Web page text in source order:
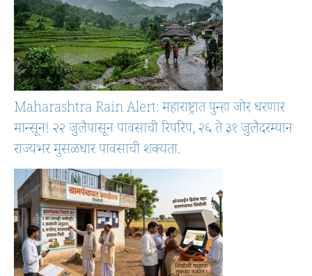
Maharashtra Rain Alert: महाराष्ट्रात पुन्हा जोर धरणार
मान्सून! २२ जुलैपासून पावसाची रिपरिप, २६ ते ३१ जुलैदरम्यान
राज्यभर मुसळधार पावसाची शक्यता.